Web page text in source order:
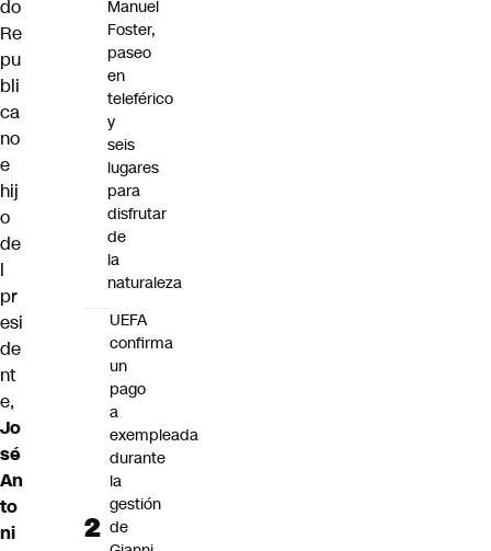
do
Re
pu
bli
ca
no
e
hij
o
de
l
pr
esi
de
nt
e,
Jo
sé
An
to
ni
Manuel
Foster,
paseo
en
teleférico
y
seis
lugares
para
disfrutar
de
la
naturaleza
UEFA
confirma
un
pago
a
exempleada
durante
la
gestión
de